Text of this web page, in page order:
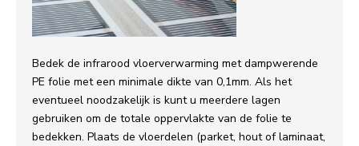
Bedek de infrarood vloerverwarming met dampwerende
PE folie met een minimale dikte van 0,1mm. Als het
eventueel noodzakelijk is kunt u meerdere lagen
gebruiken om de totale oppervlakte van de folie te
bedekken. Plaats de vloerdelen (parket, hout of laminaat,